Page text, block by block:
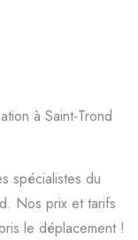
à Saint-Trond
spécialistes du
Nos prix et tarifs
le déplacement !